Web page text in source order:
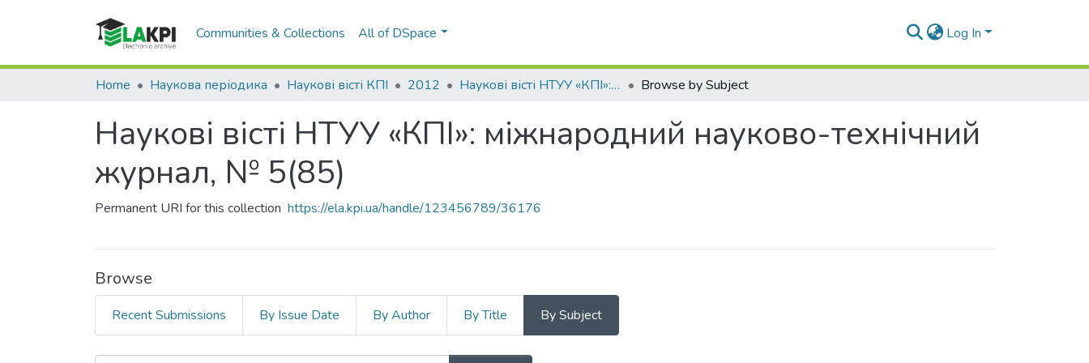
Communities & Collections All of DSpace Log In
Home Наукова періодика Наукові вісті КПІ 2012 Наукові вісті НТУУ «КПІ»: міжнародний науково-технічний журнал, № 5(85) Browse by Subject
Наукові вісті НТУУ «КПІ»: міжнародний науково-технічний
журнал, № 5(85)
Permanent URI for this collection https://ela.kpi.ua/handle/123456789/36176
Browse
Recent Submissions By Issue Date By Author By Title By Subject